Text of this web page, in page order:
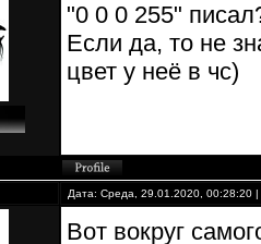
"0 0 0 255"
Если да, то не
цвет у неё в чс)
Дата: Среда, 29.01.2020, 00:28:20
Вот вокруг